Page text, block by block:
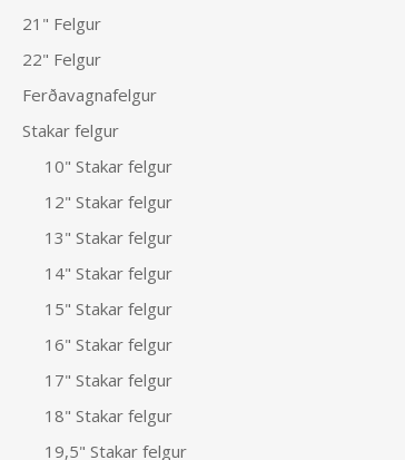
21" Felgur
22" Felgur
Ferðavagnafelgur
Stakar felgur
10" Stakar felgur
12" Stakar felgur
13" Stakar felgur
14" Stakar felgur
15" Stakar felgur
16" Stakar felgur
17" Stakar felgur
18" Stakar felgur
19,5" Stakar felgur